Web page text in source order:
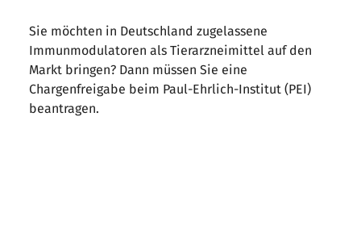
Sie möchten in Deutschland zugelassene
Immunmodulatoren als Tierarzneimittel auf den
Markt bringen? Dann müssen Sie eine
Chargenfreigabe beim Paul-Ehrlich-Institut (PEI)
beantragen.